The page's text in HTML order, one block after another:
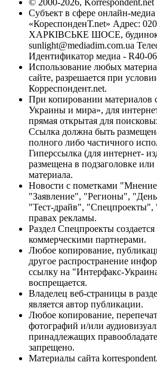
Субъект в сфере онлайн-
«КореспонденТ.net» Адрес:
ХАРКІВСЬКЕ ШОСЕ, будинок
sunlight@mediadim.com.ua
Идентификатор медиа - R40-
Использование любых
сайте, разрешается при
Корреспондент.net.
При копировании материалов
Украины и мира», для
прямая открытая для
Ссылка должна быть
полного либо частичного
Гиперссылка (для интернет-
размещена в подзаголовке
материала.
Новости с пометками
"Заявление", "Регионы",
"Тест-драйв",
правах рекламы.
Раздел Спецпроекты
коммерческими партнерами.
Любое копирование,
другое распространение
ссылку на "Интерфакс-
воспрещается.
Владелец веб-страницы в
является автор публикации.
Любое копирование,
фотографий и/или
принадлежащих
запрещено.
Материалы сайта